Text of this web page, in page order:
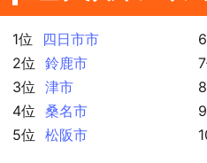
1位
四日市市
2位
鈴鹿市
3位
津市
4位
桑名市
5位
松阪市